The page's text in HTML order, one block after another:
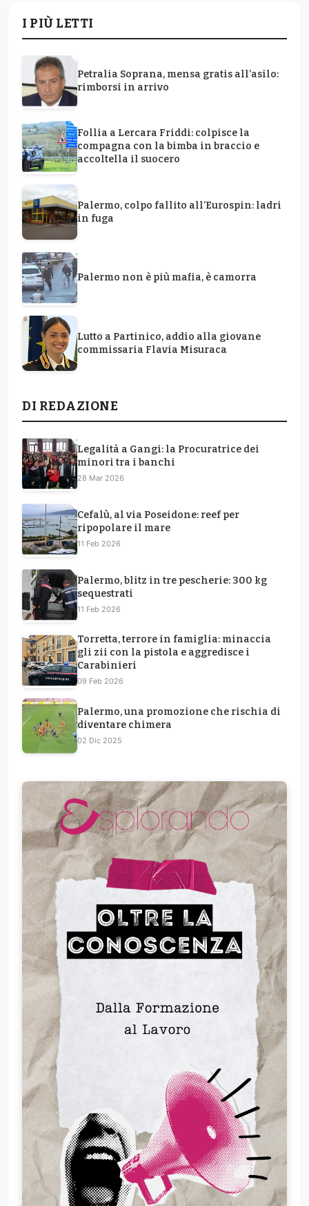
I PIÙ LETTI
Petralia Soprana, mensa gratis all’asilo:
rimborsi in arrivo
Follia a Lercara Friddi: colpisce la
compagna con la bimba in braccio e
accoltella il suocero
Palermo, colpo fallito all’Eurospin: ladri
in fuga
Palermo non è più mafia, è camorra
Lutto a Partinico, addio alla giovane
commissaria Flavia Misuraca
DI REDAZIONE
Legalità a Gangi: la Procuratrice dei
minori tra i banchi
28 Mar 2026
Cefalù, al via Poseidone: reef per
ripopolare il mare
11 Feb 2026
Palermo, blitz in tre pescherie: 300 kg
sequestrati
11 Feb 2026
Torretta, terrore in famiglia: minaccia
gli zii con la pistola e aggredisce i
Carabinieri
09 Feb 2026
Palermo, una promozione che rischia di
diventare chimera
02 Dic 2025